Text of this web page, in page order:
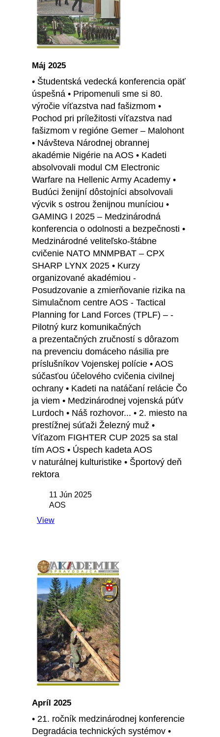
Máj 2025
• Študentská vedecká konferencia opäť
úspešná • Pripomenuli sme si 80.
výročie víťazstva nad fašizmom •
Pochod pri príležitosti víťazstva nad
fašizmom v regióne Gemer – Malohont
• Návšteva Národnej obrannej
akadémie Nigérie na AOS • Kadeti
absolvovali modul CM Electronic
Warfare na Hellenic Army Academy •
Budúci ženijní dôstojníci absolvovali
výcvik s ostrou ženijnou muníciou •
GAMING I 2025 – Medzinárodná
konferencia o odolnosti a bezpečnosti •
Medzinárodné veliteľsko-štábne
cvičenie NATO MNMPBAT – CPX
SHARP LYNX 2025 • Kurzy
organizované akadémiou -
Posudzovanie a zmierňovanie rizika na
Simulačnom centre AOS - Tactical
Planning for Land Forces (TPLF) – -
Pilotný kurz komunikačných
a prezentačných zručností s dôrazom
na prevenciu domáceho násilia pre
príslušníkov Vojenskej polície • AOS
súčasťou účelového cvičenia civilnej
ochrany • Kadeti na natáčaní relácie Čo
ja viem • Medzinárodnej vojenská púťv
Lurdoch • Náš rozhovor... • 2. miesto na
prestížnej súťaži Železný muž •
Víťazom FIGHTER CUP 2025 sa stal
tím AOS • Úspech kadeta AOS
v naturálnej kulturistike • Športový deň
rektora
11 Jún 2025
AOS
View
Apríl 2025
• 21. ročník medzinárodnej konferencie
Degradácia technických systémov •